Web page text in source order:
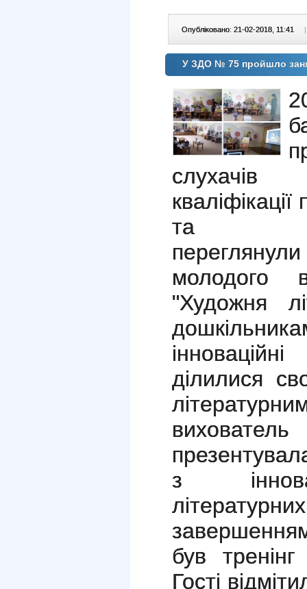
Опубліковано: 21-02-2018, 11:41 |
У ЗДО № 75 пройшло
слухачів
та
молодого
"Художня
ділилися
з
був
Гості